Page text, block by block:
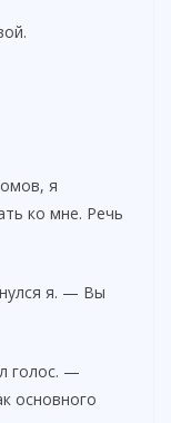
я
ко мне. Речь
я. — Вы
голос. —
основного